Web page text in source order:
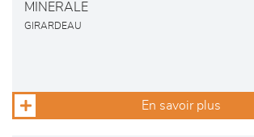
MINERALE
GIRARDEAU
En savoir plus